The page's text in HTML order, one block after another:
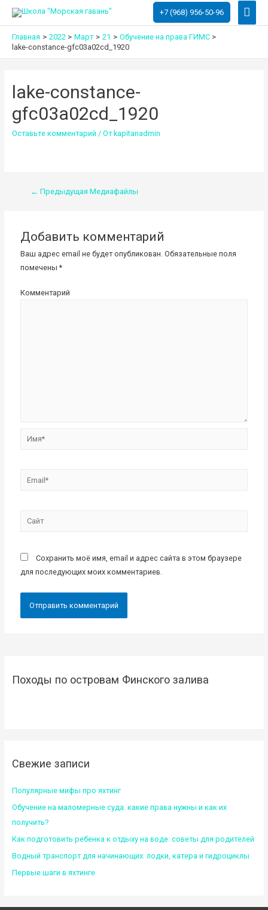
+7 (968) 956-50-96
Главная 2022 Март 21
Обучение на права ГИМС
lake-constance-gfc03a02cd_1920
lake-constance-
gfc03a02cd_1920
Оставьте комментарий / От kapitanadmin
Навигация
записям
← Предыдущая Медиафайлы
Добавить комментарий
Ваш адрес email не будет опубликован. Обязательные поля
помечены*
Комментарий
Имя*
Email*
Сайт
Сохранить моё имя, email и адрес сайта в этом браузере
для последующих моих комментариев.
Походы по островам Финского залива
Свежие записи
Популярные мифы про яхтинг
Обучение на маломерные суда: какие права нужны и как их
получить?
Как подготовить ребенка к отдыху на воде: советы для родителей
Водный транспорт для начинающих: лодки, катера и гидроциклы
Первые шаги в яхтинге